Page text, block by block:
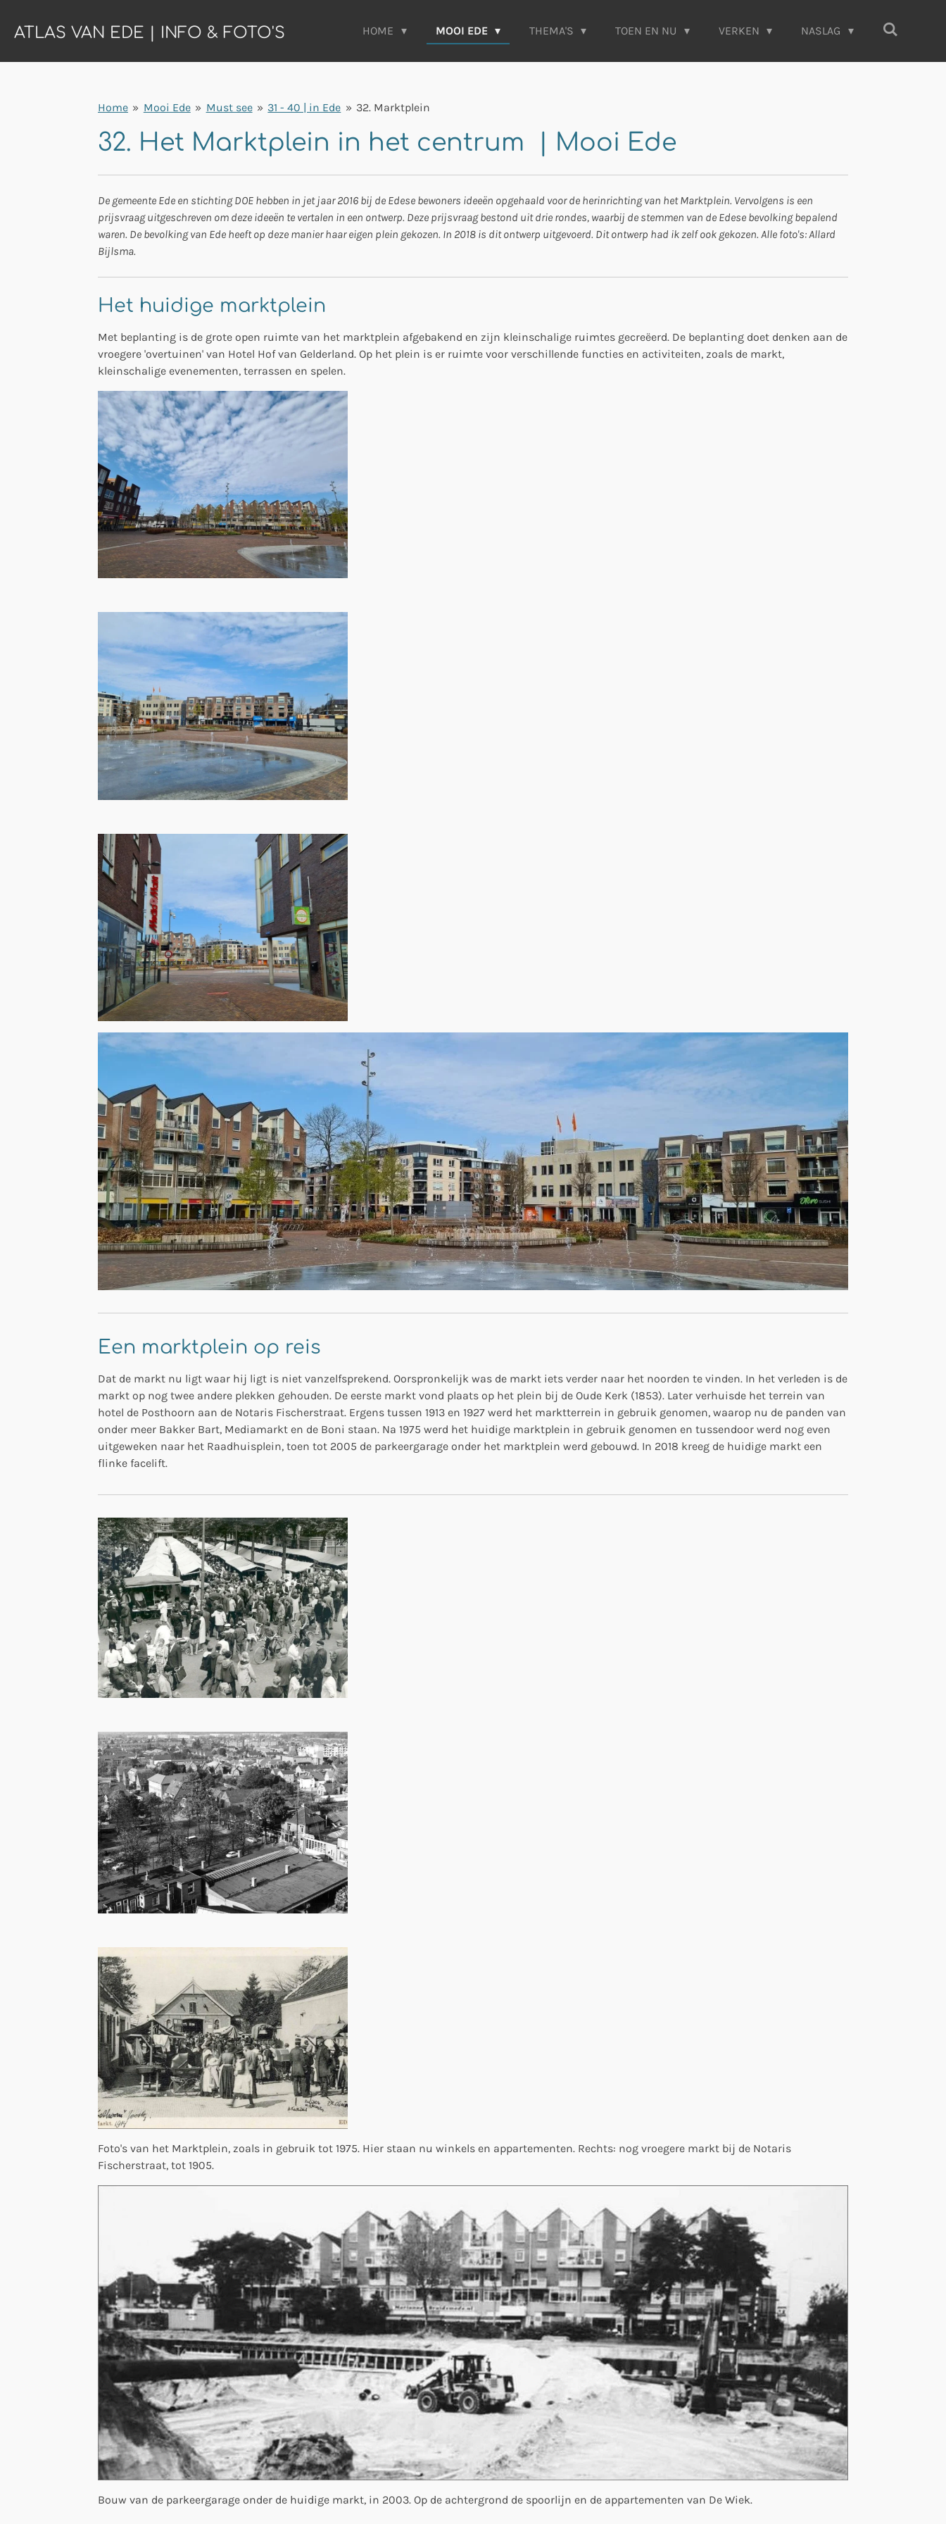
direct
de
ATLAS VAN EDE | INFO & FOTO'S HOME MOOI EDE THEMA'S TOEN EN NU VERKEN NASLAG
Home » Mooi Ede » Must see » 31 - 40 | in Ede » 32. Marktplein
32. Het Marktplein in het centrum | Mooi Ede
De gemeente Ede en stichting DOE hebben in jet jaar 2016 bij de Edese bewoners ideeën opgehaald voor de herinrichting van het Marktplein. Vervolgens is een
prijsvraag uitgeschreven om deze ideeën te vertalen in een ontwerp. Deze prijsvraag bestond uit drie rondes, waarbij de stemmen van de Edese bevolking bepalend
waren. De bevolking van Ede heeft op deze manier haar eigen plein gekozen. In 2018 is dit ontwerp uitgevoerd. Dit ontwerp had ik zelf ook gekozen. Alle foto's: Allard
Bijlsma.
Het huidige marktplein
Met beplanting is de grote open ruimte van het marktplein afgebakend en zijn kleinschalige ruimtes gecreëerd. De beplanting doet denken aan de
vroegere 'overtuinen' van Hotel Hof van Gelderland. Op het plein is er ruimte voor verschillende functies en activiteiten, zoals de markt,
kleinschalige evenementen, terrassen en spelen.
Een marktplein op reis
Dat de markt nu ligt waar hij ligt is niet vanzelfsprekend. Oorspronkelijk was de markt iets verder naar het noorden te vinden. In het verleden is de
markt op nog twee andere plekken gehouden. De eerste markt vond plaats op het plein bij de Oude Kerk (1853). Later verhuisde het terrein van
hotel de Posthoorn aan de Notaris Fischerstraat. Ergens tussen 1913 en 1927 werd het marktterrein in gebruik genomen, waarop nu de panden van
onder meer Bakker Bart, Mediamarkt en de Boni staan. Na 1975 werd het huidige marktplein in gebruik genomen en tussendoor werd nog even
uitgeweken naar het Raadhuisplein, toen tot 2005 de parkeergarage onder het marktplein werd gebouwd. In 2018 kreeg de huidige markt een
flinke facelift.
Foto's van het Marktplein, zoals in gebruik tot 1975. Hier staan nu winkels en appartementen. Rechts: nog vroegere markt bij de Notaris
Fischerstraat, tot 1905.
Bouw van de parkeergarage onder de huidige markt, in 2003. Op de achtergrond de spoorlijn en de appartementen van De Wiek.